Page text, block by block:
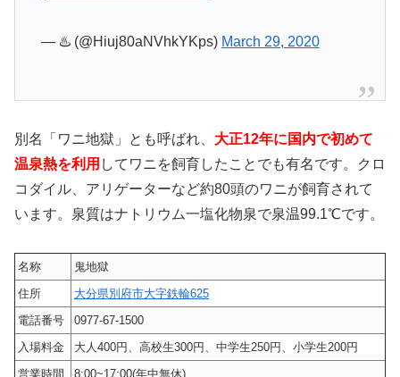
— ♨️ (@Hiuj80aNVhkYKps) March 29, 2020
別名「ワニ地獄」とも呼ばれ、 大正12年に国内で初めて
温泉熱を利用 してワニを飼育したことでも有名です。クロ
コダイル、アリゲーターなど約80頭のワニが飼育されて
います。泉質はナトリウム一塩化物泉で泉温99.1℃です。
名称
鬼地獄
住所
大分県別府市大字鉄輪625
電話番号
0977-67-1500
入場料金
大人400円、高校生300円、中学生250円、小学生200円
営業時間
8:00~17:00(年中無休)